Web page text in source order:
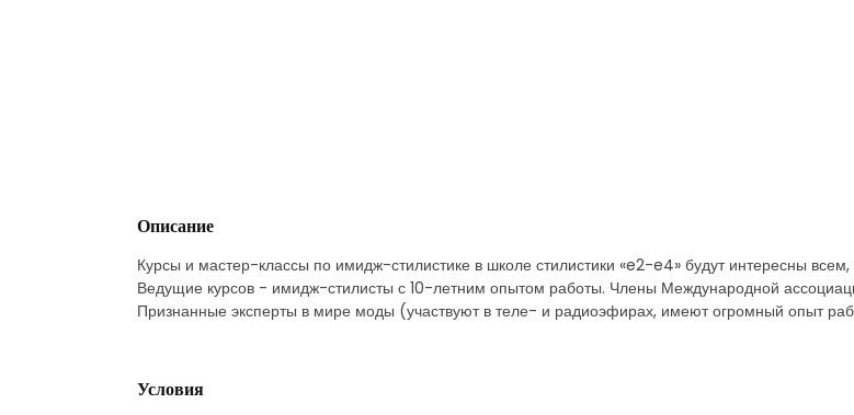
Описание
Курсы и мастер-классы по имидж-стилистике в школе стилистики «e2-e4» будут интересны всем,
Ведущие курсов - имидж-стилисты с 10-летним опытом работы. Члены Международной
Признанные эксперты в мире моды (участвуют в теле- и радиоэфирах, имеют огромный опыт
Условия